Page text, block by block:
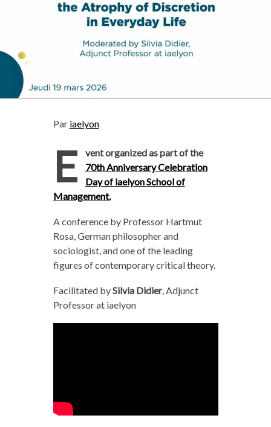
Par iaelyon
E
vent organized as part of the
70th Anniversary Celebration
Day of iaelyon School of
Management.
A conference by Professor Hartmut
Rosa, German philosopher and
sociologist, and one of the leading
figures of contemporary critical theory.
Facilitated bySilvia Didier, Adjunct
Professor at iaelyon